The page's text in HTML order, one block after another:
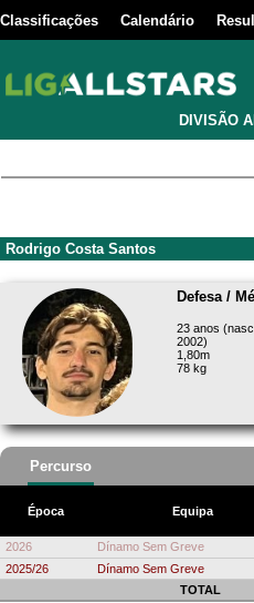
Classificações Calendário
DIVISÃO
Rodrigo Costa Santos
Defesa /
23 anos
2002)
1,80m
78 kg
Percurso
Época Equipa
2026 Dínamo Sem Greve
2025/26
Dínamo Sem Greve
TOTAL